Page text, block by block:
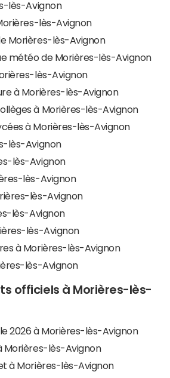
lès-Avignon
lès-Avignon
Morières-lès-Avignon
météo de Morières-lès-Avignon
lès-Avignon
à Morières-lès-Avignon
à Morières-lès-Avignon
à Morières-lès-Avignon
lès-Avignon
lès-Avignon
lès-Avignon
lès-Avignon
lès-Avignon
lès-Avignon
à Morières-lès-Avignon
lès-Avignon
officiels à Morières-lès-
2026 à Morières-lès-Avignon
Morières-lès-Avignon
à Morières-lès-Avignon